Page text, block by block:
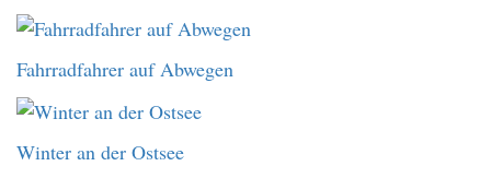
Fahrradfahrer auf Abwegen
Winter an der Ostsee